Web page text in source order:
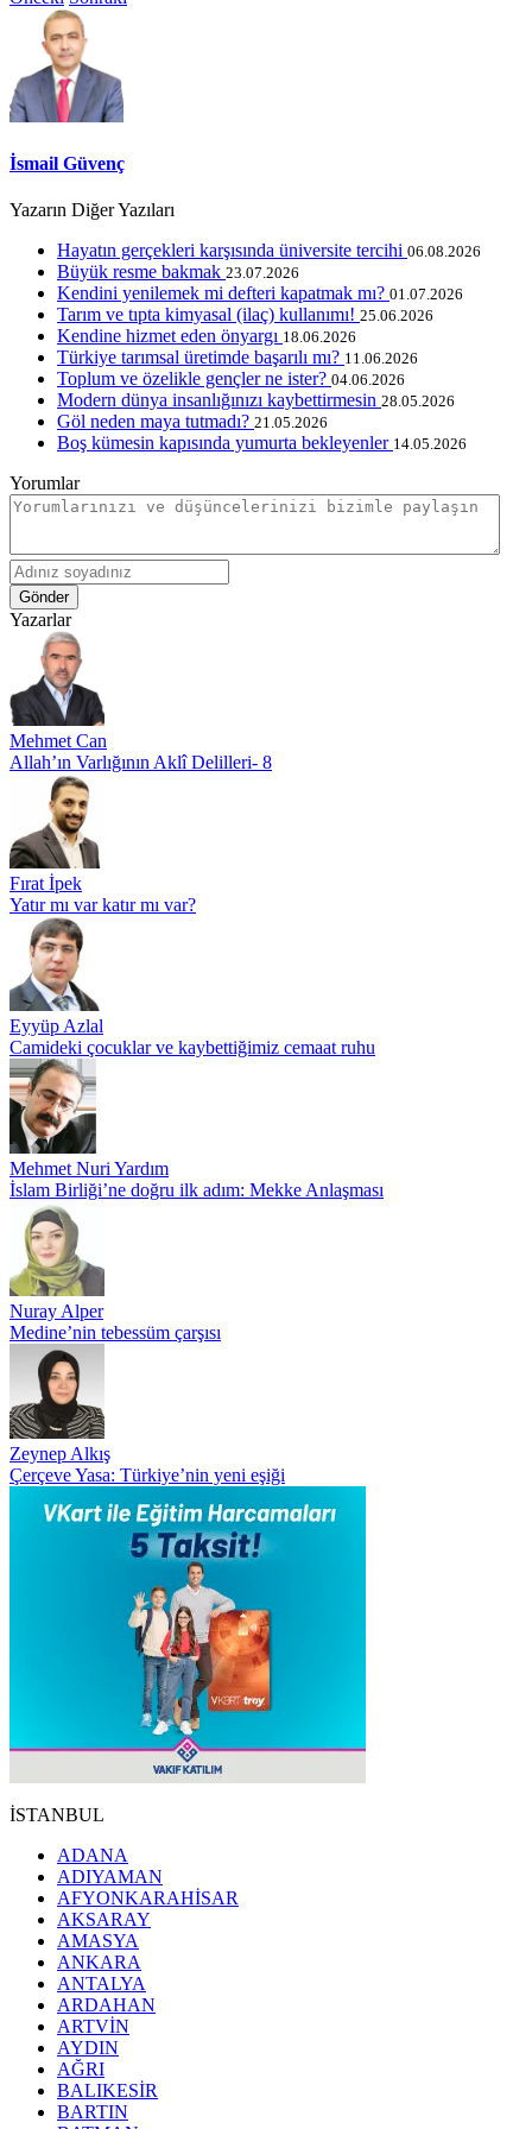
İsmail Güvenç
Yazarın Diğer Yazıları
Hayatın gerçekleri karşısında üniversite tercihi 06.08.2026
Büyük resme bakmak 23.07.2026
Kendini yenilemek mi defteri kapatmak mı? 01.07.2026
Tarım ve tıpta kimyasal (ilaç) kullanımı! 25.06.2026
Kendine hizmet eden önyargı 18.06.2026
Türkiye tarımsal üretimde başarılı mı? 11.06.2026
Toplum ve özelikle gençler ne ister? 04.06.2026
Modern dünya insanlığınızı kaybettirmesin 28.05.2026
Göl neden maya tutmadı? 21.05.2026
Boş kümesin kapısında yumurta bekleyenler 14.05.2026
Yorumlar
Gönder
Yazarlar
Mehmet Can
Allah’ın Varlığının Aklî Delilleri- 8
Fırat İpek
Yatır mı var katır mı var?
Eyyüp Azlal
Camideki çocuklar ve kaybettiğimiz cemaat ruhu
Mehmet Nuri Yardım
İslam Birliği’ne doğru ilk adım: Mekke Anlaşması
Nuray Alper
Medine’nin tebessüm çarşısı
Zeynep Alkış
Çerçeve Yasa: Türkiye’nin yeni eşiği
İSTANBUL
ADANA
ADIYAMAN
AFYONKARAHİSAR
AKSARAY
AMASYA
ANKARA
ANTALYA
ARDAHAN
ARTVİN
AYDIN
AĞRI
BALIKESİR
BARTIN